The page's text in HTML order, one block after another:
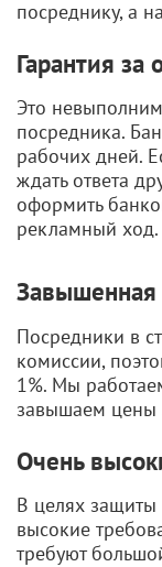
посреднику, а
Гарантия за
Это
посредника.
рабочих дней.
ждать ответа
оформить
рекламный ход.
Завышенная
Посредники в
комиссии,
1%. Мы
завышаем цены
Очень
В целях защиты
высокие
требуют